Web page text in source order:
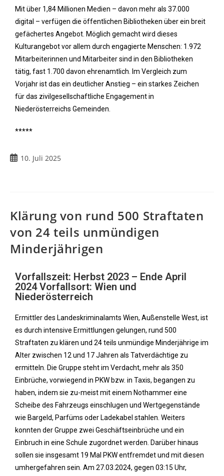
Mit über 1,84 Millionen Medien – davon mehr als 37.000
digital – verfügen die öffentlichen Bibliotheken über ein breit
gefächertes Angebot. Möglich gemacht wird dieses
Kulturangebot vor allem durch engagierte Menschen: 1.972
Mitarbeiterinnen und Mitarbeiter sind in den Bibliotheken
tätig, fast 1.700 davon ehrenamtlich. Im Vergleich zum
Vorjahr ist das ein deutlicher Anstieg – ein starkes Zeichen
für das zivilgesellschaftliche Engagement in
Niederösterreichs Gemeinden.
*****
10. Juli 2025
Klärung von rund 500 Straftaten
von 24 teils unmündigen
Minderjährigen
Vorfallszeit: Herbst 2023 – Ende April
2024 Vorfallsort: Wien und
Niederösterreich
Ermittler des Landeskriminalamts Wien, Außenstelle West, ist
es durch intensive Ermittlungen gelungen, rund 500
Straftaten zu klären und 24 teils unmündige Minderjährige im
Alter zwischen 12 und 17 Jahren als Tatverdächtige zu
ermitteln. Die Gruppe steht im Verdacht, mehr als 350
Einbrüche, vorwiegend in PKW bzw. in Taxis, begangen zu
haben, indem sie zu-meist mit einem Nothammer eine
Scheibe des Fahrzeugs einschlugen und Wertgegenstände
wie Bargeld, Parfüms oder Ladekabel stahlen. Weiters
konnten der Gruppe zwei Geschäftseinbrüche und ein
Einbruch in eine Schule zugordnet werden. Darüber hinaus
sollen sie insgesamt 19 Mal PKW entfremdet und mit diesen
umhergefahren sein. Am 27.03.2024, gegen 03:15 Uhr,